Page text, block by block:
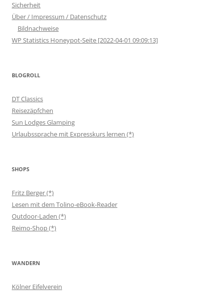
Sicherheit
Über / Impressum / Datenschutz
Bildnachweise
WP Statistics Honeypot-Seite [2022-04-01 09:09:13]
BLOGROLL
DT Classics
Reisezäpfchen
Sun Lodges Glamping
Urlaubssprache mit Expresskurs lernen (*)
SHOPS
Fritz Berger (*)
Lesen mit dem Tolino-eBook-Reader
Outdoor-Laden (*)
Reimo-Shop (*)
WANDERN
Kölner Eifelverein